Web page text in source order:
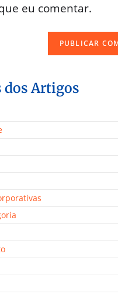
eu comentar.
dos Artigos